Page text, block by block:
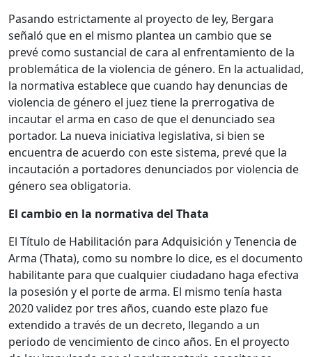
Pasando estrictamente al proyecto de ley, Bergara
señaló que en el mismo plantea un cambio que se
prevé como sustancial de cara al enfrentamiento de la
problemática de la violencia de género. En la actualidad,
la normativa establece que cuando hay denuncias de
violencia de género el juez tiene la prerrogativa de
incautar el arma en caso de que el denunciado sea
portador. La nueva iniciativa legislativa, si bien se
encuentra de acuerdo con este sistema, prevé que la
incautación a portadores denunciados por violencia de
género sea obligatoria.
El cambio en la normativa del Thata
El Título de Habilitación para Adquisición y Tenencia de
Arma (Thata), como su nombre lo dice, es el documento
habilitante para que cualquier ciudadano haga efectiva
la posesión y el porte de arma. El mismo tenía hasta
2020 validez por tres años, cuando este plazo fue
extendido a través de un decreto, llegando a un
periodo de vencimiento de cinco años. En el proyecto